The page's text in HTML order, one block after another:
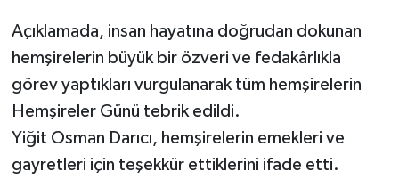
Açıklamada, insan hayatına doğrudan dokunan
hemşirelerin büyük bir özveri ve fedakârlıkla
görev yaptıkları vurgulanarak tüm hemşirelerin
Hemşireler Günü tebrik edildi.
Yiğit Osman Darıcı, hemşirelerin emekleri ve
gayretleri için teşekkür ettiklerini ifade etti.